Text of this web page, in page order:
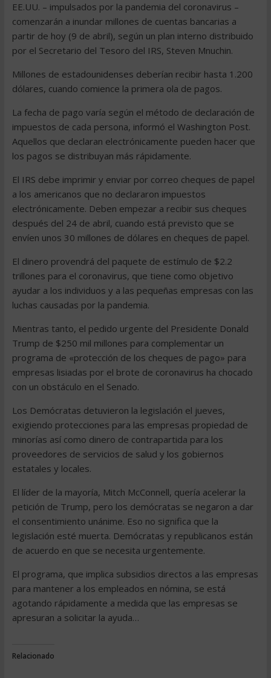
EE.UU. – impulsados por la pandemia del coronavirus –
comenzarán a inundar millones de cuentas bancarias a
partir de hoy (9 de abril), según un plan interno distribuido
por el Secretario del Tesoro del IRS, Steven Mnuchin.
Millones de estadounidenses deberían recibir hasta 1.200
dólares, cuando comience la primera ola de pagos.
La fecha de pago varía según el método de declaración de
impuestos de cada persona, informó el Washington Post.
Aquellos que declaran electrónicamente pueden hacer que
los pagos se distribuyan más rápidamente.
El IRS debe imprimir y enviar por correo cheques de papel
a los americanos que no declararon impuestos
electrónicamente. Deben empezar a recibir sus cheques
después del 24 de abril, cuando está previsto que se
envíen unos 30 millones de dólares en cheques de papel.
El dinero provendrá del paquete de estímulo de $2.2
trillones para el coronavirus, que tiene como objetivo
ayudar a los individuos y a las pequeñas empresas con las
luchas causadas por la pandemia.
Mientras tanto, el pedido urgente del Presidente Donald
Trump de $250 mil millones para complementar un
programa de «protección de los cheques de pago» para
empresas lisiadas por el brote de coronavirus ha chocado
con un obstáculo en el Senado.
Los Demócratas detuvieron la legislación el jueves,
exigiendo protecciones para las empresas propiedad de
minorías así como dinero de contrapartida para los
proveedores de servicios de salud y los gobiernos
estatales y locales.
El líder de la mayoría, Mitch McConnell, quería acelerar la
petición de Trump, pero los demócratas se negaron a dar
el consentimiento unánime. Eso no significa que la
legislación esté muerta. Demócratas y republicanos están
de acuerdo en que se necesita urgentemente.
El programa, que implica subsidios directos a las empresas
para mantener a los empleados en nómina, se está
agotando rápidamente a medida que las empresas se
apresuran a solicitar la ayuda…
Relacionado